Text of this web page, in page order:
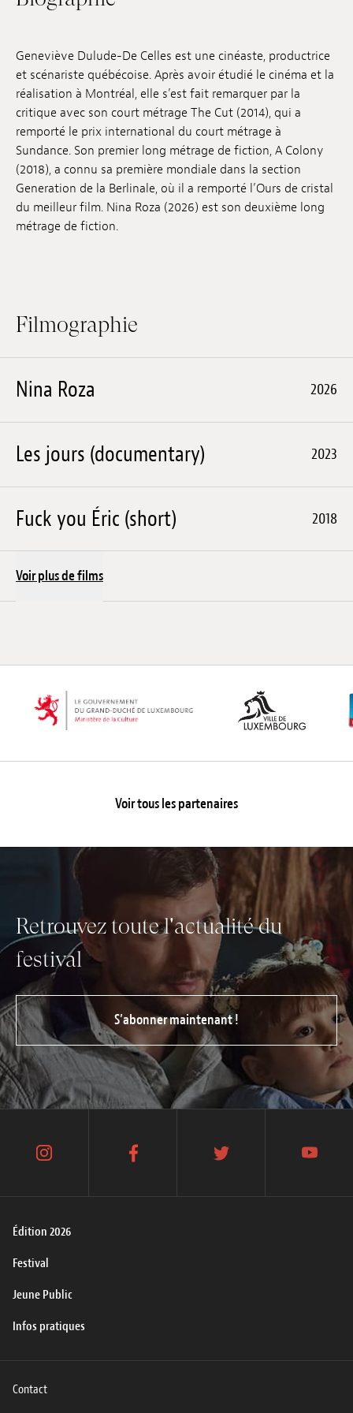
Soumissions
Archives
Publications
Geneviève Dulude-De Celles est une cinéaste, productrice
et scénariste québécoise. Après avoir étudié le cinéma et la
réalisation à Montréal, elle s’est fait remarquer par la
critique avec son court métrage The Cut (2014), qui a
remporté le prix international du court métrage à
Sundance. Son premier long métrage de fiction, A Colony
(2018), a connu sa première mondiale dans la section
Generation de la Berlinale, où il a remporté l’Ours de cristal
du meilleur film. Nina Roza (2026) est son deuxième long
métrage de fiction.
Filmographie
Nina Roza 2026
Les jours (documentary) 2023
Fuck you Éric (short) 2018
Voir plus de films
Voir tous les partenaires
Retrouvez toute l'actualité du
festival
S’abonner maintenant !
Édition 2026
Festival
Jeune Public
Infos pratiques
instagram facebook twitter youtube
Contact